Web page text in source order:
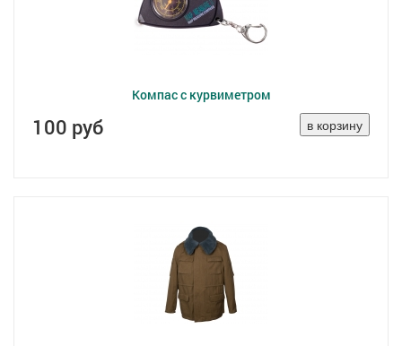
Компас с курвиметром
100 руб